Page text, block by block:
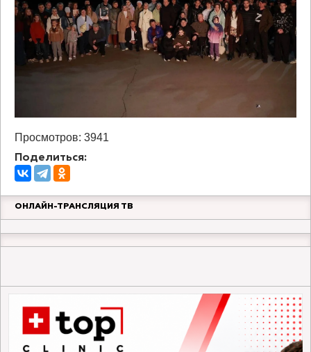
Просмотров: 3941
Поделиться:
ОНЛАЙН-ТРАНСЛЯЦИЯ ТВ